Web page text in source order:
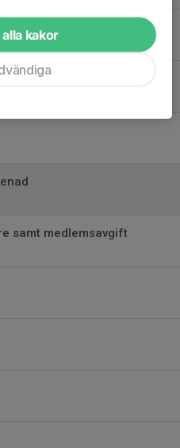
samt medlemsavgift
kakor